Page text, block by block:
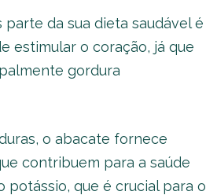
parte da sua dieta saudável é
estimular o coração, já que
gordura
o abacate fornece
contribuem para a saúde
potássio, que é crucial para o